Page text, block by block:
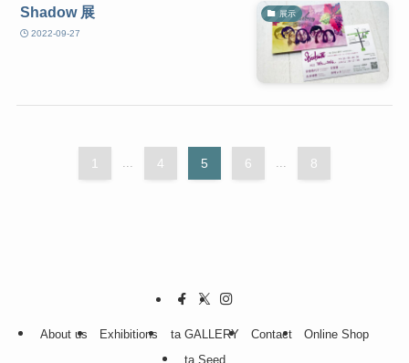
展示
Shadow 展
2022-09-27
1 ... 4 5 6 ... 8
About us Exhibitions ta GALLERY Contact
Online Shop
ta Seed